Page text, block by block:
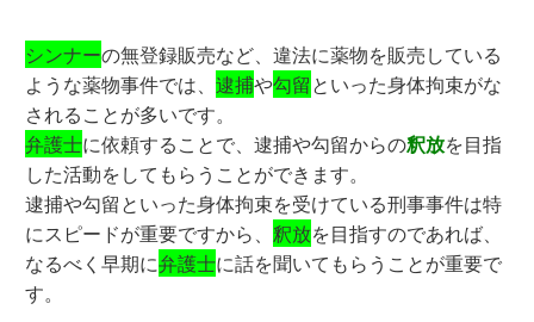
シンナーの無登録販売など、違法に薬物を販売している
ような薬物事件では、逮捕や勾留といった身体拘束がな
されることが多いです。
弁護士に依頼することで、逮捕や勾留からの釈放を目指
した活動をしてもらうことができます。
逮捕や勾留といった身体拘束を受けている刑事事件は特
にスピードが重要ですから、釈放を目指すのであれば、
なるべく早期に弁護士に話を聞いてもらうことが重要で
す。